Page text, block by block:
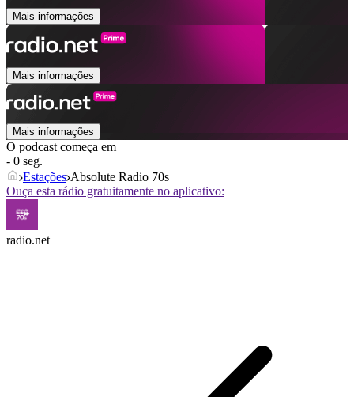
Mais informações
Mais informações
Mais informações
O podcast começa em
- 0 seg.
Estações Absolute Radio 70s
Ouça esta rádio gratuitamente no aplicativo:
radio.net